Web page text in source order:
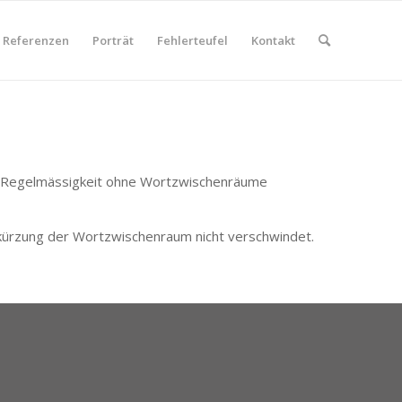
Referenzen Porträt Fehlerteufel Kontakt
ohne Wortzwischenräume
der Wortzwischenraum nicht verschwindet.